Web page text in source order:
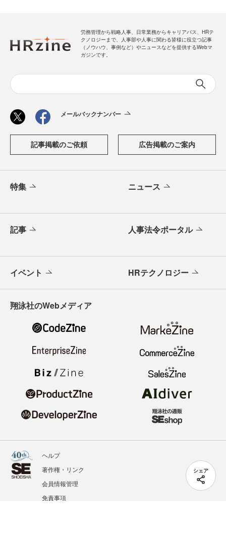
シェア
労務管理から戦略人事、日常業務からキャリアパス、HRテ
クノロジーまで、人事部や人事に関わる皆様に役立つ記事
（ノウハウ、事例など）やニュースなどを提供するWebマ
ガジンです。
メールバックナンバー
記事掲載のご依頼 広告掲載のご案内
特集 ニュース
記事 人事法令ポータル
イベント HRテクノロジー
翔泳社のWebメディア
ヘルプ
著作権・リンク
会員情報管理
免責事項